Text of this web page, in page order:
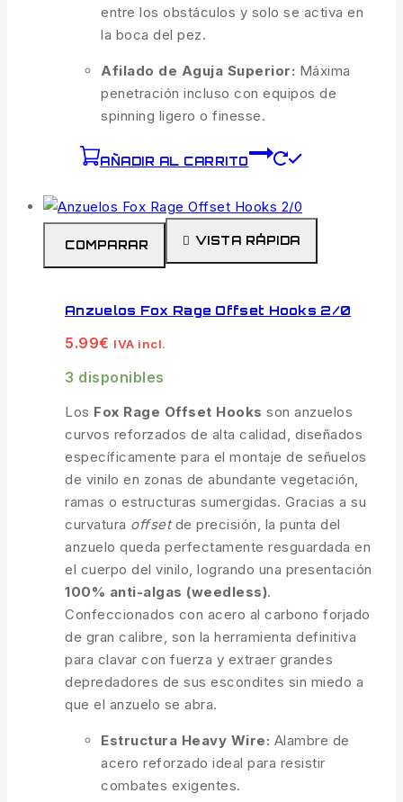
entre los obstáculos y solo se activa en
la boca del pez.
Afilado de Aguja Superior: Máxima
penetración incluso con equipos de
spinning ligero o finesse.
AÑADIR AL CARRITO
COMPARAR VISTA RÁPIDA
Anzuelos Fox Rage Offset Hooks 2/0
5.99€ IVA incl.
3 disponibles
Los Fox Rage Offset Hooks son anzuelos
curvos reforzados de alta calidad, diseñados
específicamente para el montaje de señuelos
de vinilo en zonas de abundante vegetación,
ramas o estructuras sumergidas. Gracias a su
curvatura offsetde precisión, la punta del
anzuelo queda perfectamente resguardada en
el cuerpo del vinilo, logrando una presentación
100% anti-algas (weedless).
Confeccionados con acero al carbono forjado
de gran calibre, son la herramienta definitiva
para clavar con fuerza y extraer grandes
depredadores de sus escondites sin miedo a
que el anzuelo se abra.
Estructura Heavy Wire: Alambre de
acero reforzado ideal para resistir
combates exigentes.